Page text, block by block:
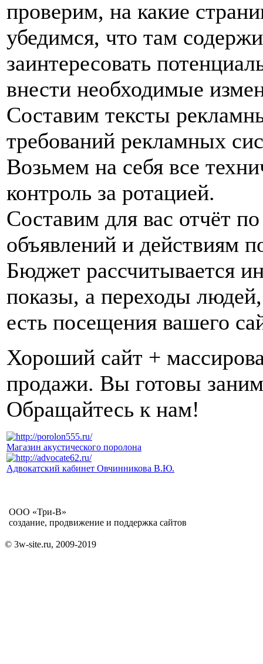
проверим, на какие
убедимся, что там
заинтересовать
внести необходимые
Составим тексты
требований рекламных
Возьмем на себя все
контроль за ротацией.
Составим для вас отчёт
объявлений и действиям
Бюджет рассчитывается
показы, а переходы
есть посещения вашего
Хороший сайт +
продажи. Вы готовы
Обращайтесь к нам!
Магазин акустического поролона
Адвокатский кабинет Овчинникова В.Ю.
ООО «Три-В»
создание, продвижение и поддержка сайтов
© 3w-site.ru, 2009-2019